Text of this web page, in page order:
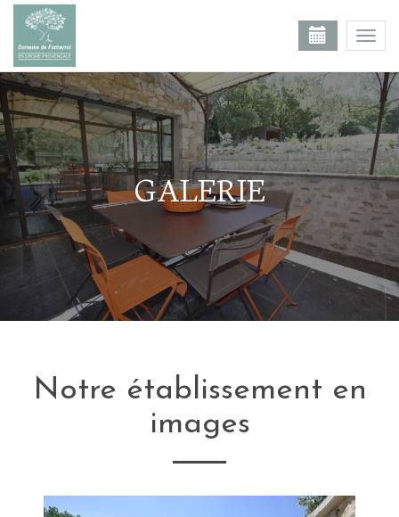
GALERIE
Notre établissement en
images